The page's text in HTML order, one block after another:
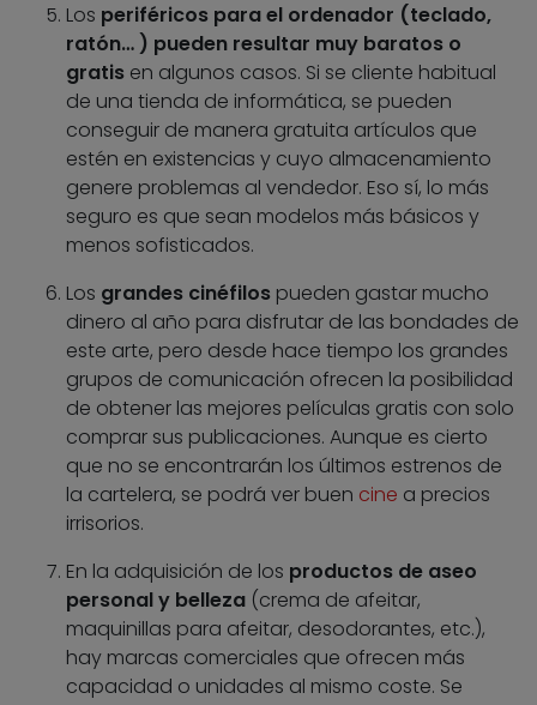
Los periféricos para el ordenador (teclado,
ratón… ) pueden resultar muy baratos o
gratis en algunos casos. Si se cliente habitual
de una tienda de informática, se pueden
conseguir de manera gratuita artículos que
estén en existencias y cuyo almacenamiento
genere problemas al vendedor. Eso sí, lo más
seguro es que sean modelos más básicos y
menos sofisticados.
Los grandes cinéfilos pueden gastar mucho
dinero al año para disfrutar de las bondades de
este arte, pero desde hace tiempo los grandes
grupos de comunicación ofrecen la posibilidad
de obtener las mejores películas gratis con solo
comprar sus publicaciones. Aunque es cierto
que no se encontrarán los últimos estrenos de
la cartelera, se podrá ver buen cine a precios
irrisorios.
En la adquisición de los productos de aseo
personal y belleza (crema de afeitar,
maquinillas para afeitar, desodorantes, etc.),
hay marcas comerciales que ofrecen más
capacidad o unidades al mismo coste. Se